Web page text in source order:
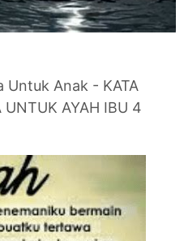
Untuk Anak - KATA
UNTUK AYAH IBU 4